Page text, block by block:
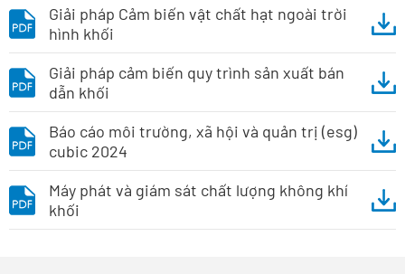
Giải pháp Cảm biến vật chất hạt ngoài trời
hình khối
Giải pháp cảm biến quy trình sản xuất bán
dẫn khối
Báo cáo môi trường, xã hội và quản trị (esg)
cubic 2024
Máy phát và giám sát chất lượng không khí
khối